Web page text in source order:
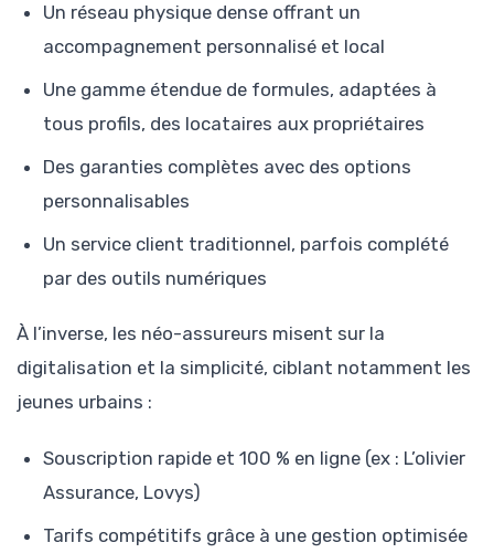
Un réseau physique dense offrant un
accompagnement personnalisé et local
Une gamme étendue de formules, adaptées à
tous profils, des locataires aux propriétaires
Des garanties complètes avec des options
personnalisables
Un service client traditionnel, parfois complété
par des outils numériques
À l’inverse, les néo-assureurs misent sur la
digitalisation et la simplicité, ciblant notamment les
jeunes urbains :
Souscription rapide et 100 % en ligne (ex : L’olivier
Assurance, Lovys)
Tarifs compétitifs grâce à une gestion optimisée